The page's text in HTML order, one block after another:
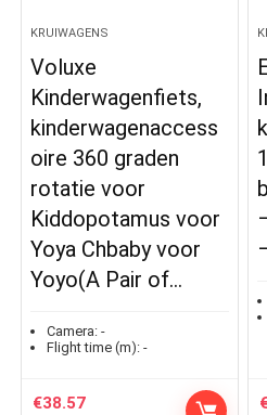
KRUIWAGENS
Voluxe
Kinderwagenfiets,
kinderwagenaccess
oire 360 graden
rotatie voor
Kiddopotamus voor
Yoya Chbaby voor
Yoyo(A Pair of…
Camera: -
Flight time (m): -
€38.57